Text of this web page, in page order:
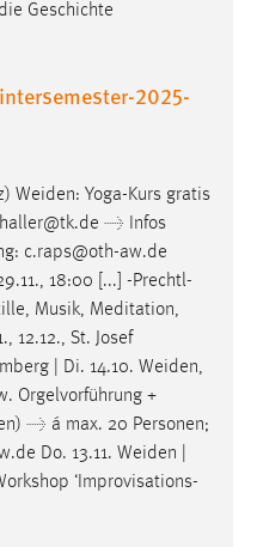
Geschichte
2025-
Weiden: Yoga-Kurs gratis
→ Infos
c.raps@oth-aw.de
18:00 [...] -Prechtl-
Musik, Meditation,
12.12., St. Josef
| Di. 14.10. Weiden,
Orgelvorführung +
) → á max. 20 Personen;
Do. 13.11. Weiden
‘Improvisations-